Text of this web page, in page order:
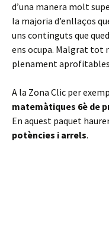
d’una manera molt
la majoria d’enllaços
uns continguts que
ens ocupa. Malgrat tot
plenament
A la Zona Clic per
matemàtiques 6è de
En aquest paquet
potències i arrels.